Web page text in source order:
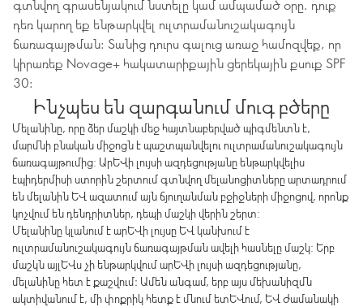
գտնվող գրասենյակում նստելը կամ ամպամած օրը. դուք
դեռ կարող եք ենթարկվել ուլտրամանուշակագույն
ճառագայթման: Տանից դուրս գալուց առաջ համոզվեք, որ
կիրառեք Novage+ հակատարիքային ցերեկային քսուք SPF
30:
Ինչպես են զարգանում մուգ բծերը
Մելանինը, որը ձեր մաշկի մեջ հայտնաբերված պիգմենտն է,
մարմնի բնական միջոցն է պաշտպանվելու ուլտրամանուշակագույն
ճառագայթումից: Արևի լույսի ազդեցությանը ենթարկվելիս
էպիդերմիսի ստորին շերտում գտնվող մելանոցիտները արտադրում
են մելանին և ազատում այն ճյուղանման բջիջների միջոցով, որոնք
կոչվում են դենդրիտներ, դեպի մաշկի վերին շերտ:
Մելանինը կլանում է արևի լույսը և կանխում է
ուլտրամանուշակագույն ճառագայթման ավելի հասնելը մաշկ: Երբ
մաշկն այլևս չի ենթարկվում արևի լույսի ազդեցությանը,
մելանինը հետ է քաշվում։ Ամեն անգամ, երբ այս մեխանիզմն
ակտիվանում է, մի փոքրիկ հետք է մնում ետևում, և ժամանակի